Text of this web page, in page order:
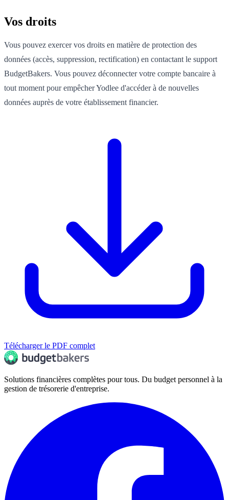
Vos droits
Vous pouvez exercer vos droits en matière de protection des
données (accès, suppression, rectification) en contactant le support
BudgetBakers. Vous pouvez déconnecter votre compte bancaire à
tout moment pour empêcher Yodlee d'accéder à de nouvelles
données auprès de votre établissement financier.
Télécharger le PDF complet
Solutions financières complètes pour tous. Du budget personnel à la
gestion de trésorerie d'entreprise.